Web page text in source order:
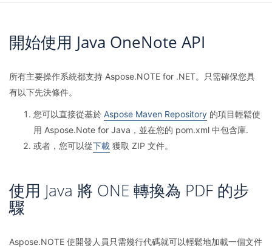
開始使用 Java OneNote API
所有主要操作系統都支持 Aspose.NOTE for .NET。只需確保您具
有以下先決條件。
您可以直接從基於 Aspose Maven Repository 的項目輕鬆使
用 Aspose.Note for Java，並在您的 pom.xml 中包含庫.
或者，您可以從下載 獲取 ZIP 文件。
使用 Java 將 ONE 轉換為 PDF 的步
驟
Aspose.NOTE 使開發人員只需幾行代碼就可以輕鬆地加載一個文件